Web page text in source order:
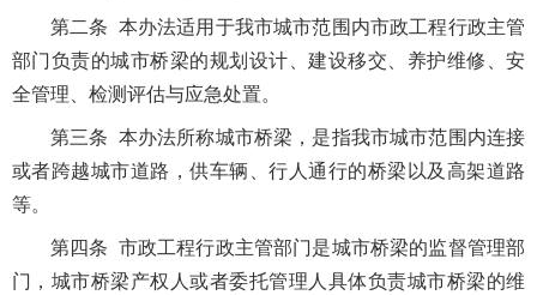
第二条 本办法适用于我市城市范围内市政工程行政主管
部门负责的城市桥梁的规划设计、建设移交、养护维修、安
全管理、检测评估与应急处置。
第三条 本办法所称城市桥梁，是指我市城市范围内连接
或者跨越城市道路，供车辆、行人通行的桥梁以及高架道路
等。
第四条 市政工程行政主管部门是城市桥梁的监督管理部
门，城市桥梁产权人或者委托管理人具体负责城市桥梁的维